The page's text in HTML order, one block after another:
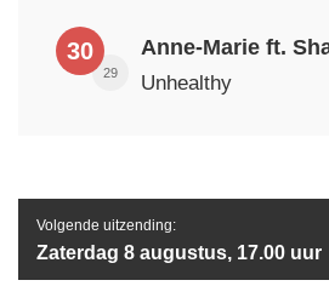
30
29
Anne-Marie ft.
Unhealthy
Volgende uitzending:
Zaterdag 8 augustus, 17.00 uur